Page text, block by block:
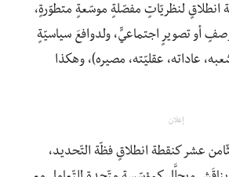
انطلاقٍ لنظريّاتٍ مفصّلةٍ موسّعةٍ متطوّرةٍ،
أو تصويرٍ اجتماعيٍّ، ولدوافعَ سياسيّةٍ
عاداته، عقليّته، مصيره)، وهكذا
إعلان
عشر كنقطة انطلاقٍ فظّة التّحديد،